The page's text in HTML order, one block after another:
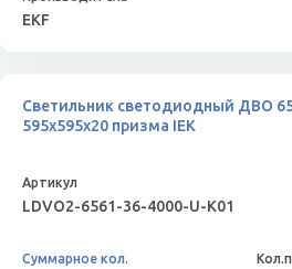
EKF
Светильник светодиодный ДВО
595х595х20 призма IEK
LDVO2-6561-36-4000-U-K01